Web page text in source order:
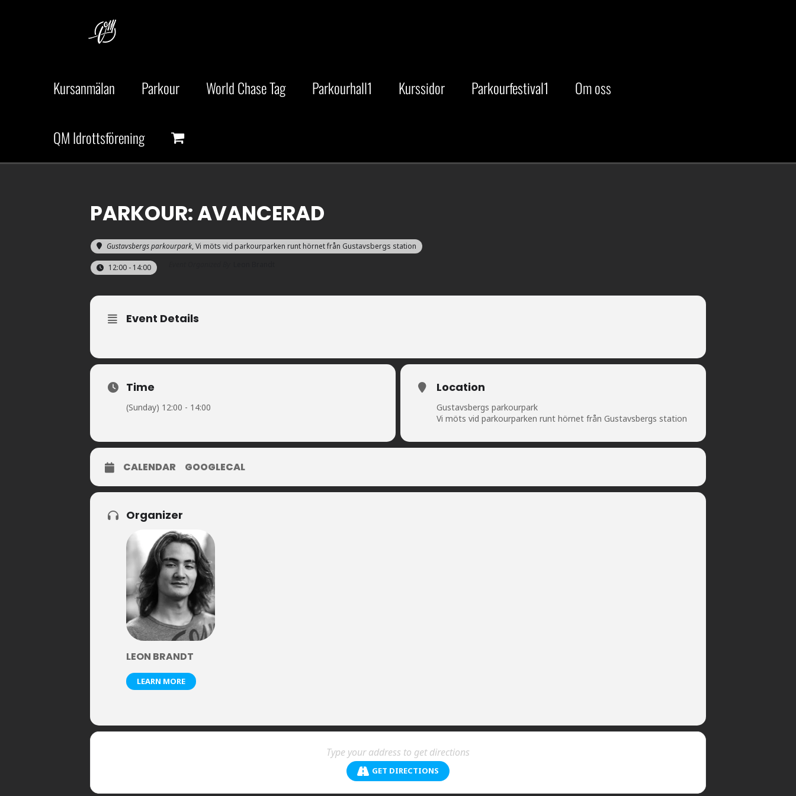
Kursanmälan Parkour World Chase Tag Parkourhall1 Kurssidor Parkourfestival1 Om oss
QM Idrottsförening
PARKOUR: AVANCERAD
Gustavsbergs parkourpark, Vi möts vid parkourparken runt hörnet från Gustavsbergs station
12:00 - 14:00
Event Details
Time
(Sunday) 12:00 - 14:00
Location
Gustavsbergs parkourpark
Vi möts vid parkourparken runt hörnet från Gustavsbergs station
CALENDAR GOOGLECAL
Organizer
LEON BRANDT
LEARN MORE
GET DIRECTIONS